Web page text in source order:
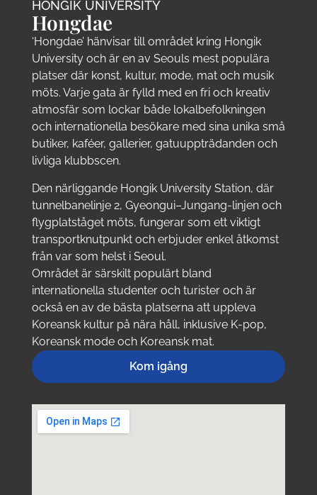
HONGIK UNIVERSITY
Hongdae
‘Hongdae’ hänvisar till området kring Hongik
University och är en av Seouls mest populära
platser där konst, kultur, mode, mat och musik
möts. Varje gata är fylld med en fri och kreativ
atmosfär som lockar både lokalbefolkningen
och internationella besökare med sina unika små
butiker, kaféer, gallerier, gatuuppträdanden och
livliga klubbscen.
Den närliggande Hongik University Station, där
tunnelbanelinje 2, Gyeongui–Jungang-linjen och
flygplatståget möts, fungerar som ett viktigt
transportknutpunkt och erbjuder enkel åtkomst
från var som helst i Seoul.
Området är särskilt populärt bland
internationella studenter och turister och är
också en av de bästa platserna att uppleva
Koreansk kultur på nära håll, inklusive K-pop,
Koreansk mode och Koreansk mat.
Kom igång